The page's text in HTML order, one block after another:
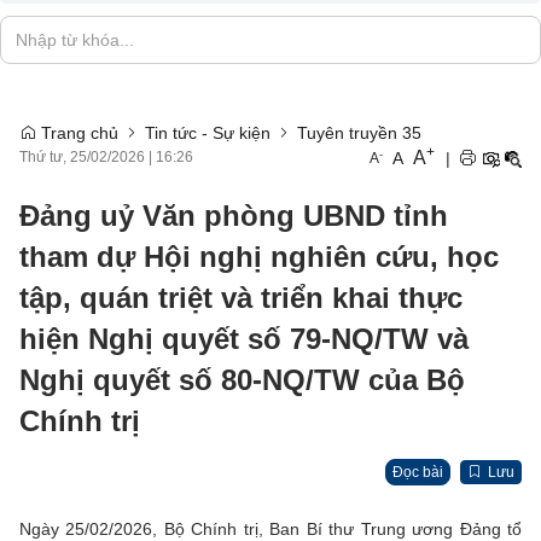
Trang chủ Tin tức - Sự kiện Tuyên truyền 35
Thứ tư, 25/02/2026 16:26 A- A A+ |
Đảng uỷ Văn phòng UBND tỉnh
tham dự Hội nghị nghiên cứu, học
tập, quán triệt và triển khai thực
hiện Nghị quyết số 79-NQ/TW và
Nghị quyết số 80-NQ/TW của Bộ
Chính trị
Đọc bài Lưu
Ngày 25/02/2026, Bộ Chính trị, Ban Bí thư Trung ương Đảng tổ